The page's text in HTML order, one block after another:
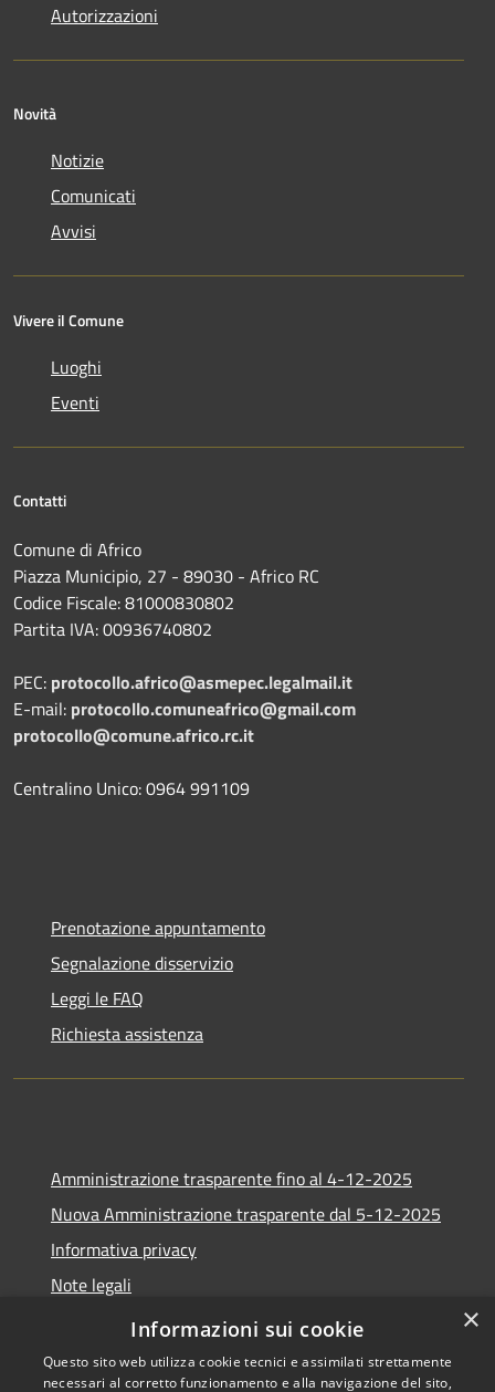
Autorizzazioni
Novità
Notizie
Comunicati
Avvisi
Vivere il Comune
Luoghi
Eventi
Contatti
Comune di Africo
Piazza Municipio, 27 - 89030 - Africo RC
Codice Fiscale: 81000830802
Partita IVA: 00936740802
PEC: protocollo.africo@asmepec.legalmail.it
E-mail: protocollo.comuneafrico@gmail.com
protocollo@comune.africo.rc.it
Centralino Unico: 0964 991109
Prenotazione appuntamento
Segnalazione disservizio
Leggi le FAQ
Richiesta assistenza
Amministrazione trasparente fino al 4-12-2025
Nuova Amministrazione trasparente dal 5-12-2025
Informativa privacy
Note legali
Dichiarazione di accessibilità
×
Informazioni sui cookie
Questo sito web utilizza cookie tecnici e assimilati strettamente
necessari al corretto funzionamento e alla navigazione del sito,